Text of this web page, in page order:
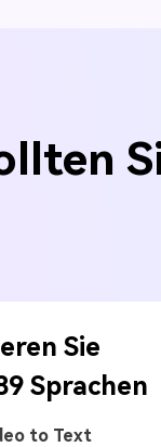
Sie
Sprachen
to Text